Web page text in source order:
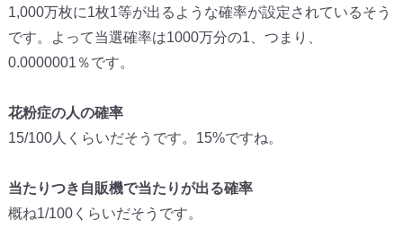
1,000万枚に1枚1等が出るような確率が設定されているそう
です。よって当選確率は1000万分の1、つまり、
0.0000001％です。
花粉症の人の確率
15/100人くらいだそうです。15%ですね。
当たりつき自販機で当たりが出る確率
概ね1/100くらいだそうです。